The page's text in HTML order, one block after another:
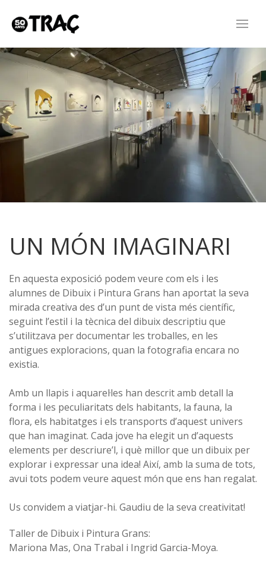
UN MÓN IMAGINARI
En aquesta exposició podem veure com els i les
alumnes de Dibuix i Pintura Grans han aportat la seva
mirada creativa des d’un punt de vista més científic,
seguint l’estil i la tècnica del dibuix descriptiu que
s’utilitzava per documentar les troballes, en les
antigues exploracions, quan la fotografia encara no
existia.
Amb un llapis i aquarel·les han descrit amb detall la
forma i les peculiaritats dels habitants, la fauna, la
flora, els habitatges i els transports d’aquest univers
que han imaginat. Cada jove ha elegit un d’aquests
elements per descriure’l, i què millor que un dibuix per
explorar i expressar una idea! Així, amb la suma de tots,
avui tots podem veure aquest món que ens han regalat.
Us convidem a viatjar-hi. Gaudiu de la seva creativitat!
Taller de Dibuix i Pintura Grans:
Mariona Mas, Ona Trabal i Ingrid Garcia-Moya.